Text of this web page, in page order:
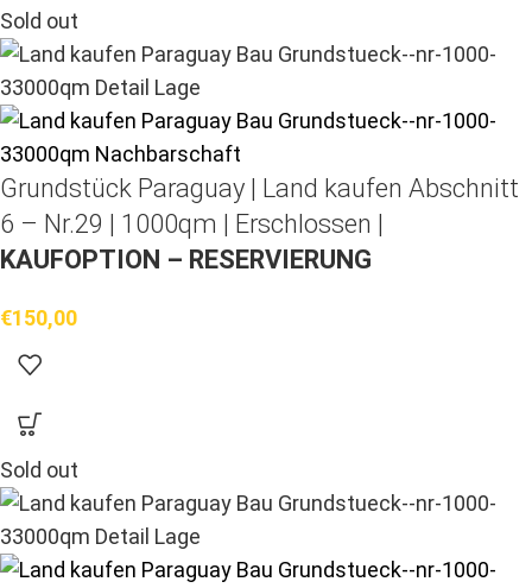
Sold out
Grundstück Paraguay | Land kaufen Abschnitt
6 – Nr.29 | 1000qm | Erschlossen |
KAUFOPTION – RESERVIERUNG
€150,00
Sold out